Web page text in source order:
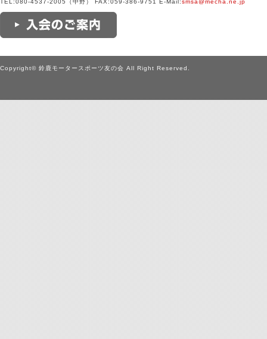
TEL:080-4537-2005（中野） FAX:059-386-9751 E-Mail:smsa@mecha.ne.jp
Copyright© 鈴鹿モータースポーツ友の会 All Right Reserved.